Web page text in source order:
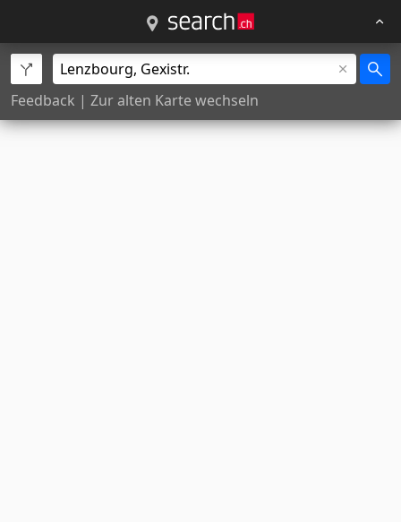
Feedback | Zur alten Karte wechseln